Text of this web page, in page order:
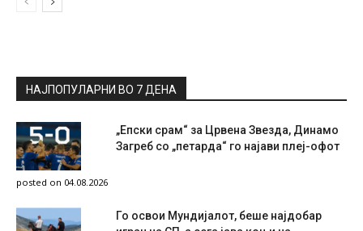
НАЈПОПУЛАРНИ ВО 7 ДЕНА
„Епски срам“ за Црвена Звезда, Динамо
Загреб со „петарда“ го најави плеј-офот
posted on 04.08.2026
Го освои Мундијалот, беше најдобар